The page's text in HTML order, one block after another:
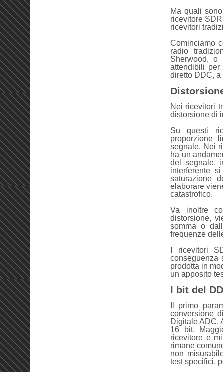
Ma quali
ricevitore
ricevitori
Cominciamo
radio
Sherwood, o
attendibili per
diretto DDC, a
Nei ricevitori
distorsione di
Su questi
proporzione
segnale. Nei
ha un
del segnale,
interferente
saturazione
elaborare
catastrofico.
Va inoltre
distorsione,
somma o
frequenze
I ricevitori
conseguenza
prodotta in
un apposito
I bit del
Il primo
conversione
Digitale ADC.
16 bit.
ricevitore e
rimane
non
test specifici,